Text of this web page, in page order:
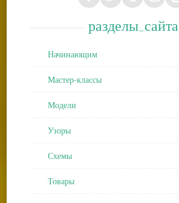
разделы_сайта
Начинающим
Мастер-классы
Модели
Узоры
Схемы
Товары